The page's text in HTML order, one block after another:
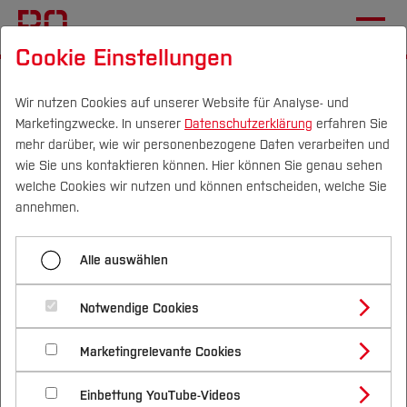
Campus Personen DE|EN Quicklinks
Studium
Studienangebote
Bachelorstudiengänge
Masterstudiengänge
Vor dem Studium
Bewerben & Einschreiben
Bewerbungsportal
Im Studium
Studienbüros und Prüfungen
Nach dem Studium
Forschung & Transfer
Profil
Forschungs- und Transferprofil
Schwerpunkte (FuT)
Beratung & Förderung
Nachhaltigkeit
Nachhaltigkeit studieren
International
Team
konkrete offene Themen und
Aufgabenstlelungen für Entwicklungsprojekte,
Projektarbeiten, Bachelorarbeiten Masterarbeiten -
Konstruktion und Antriebstechnik FBM Prof Lützig
Menü aufklappen
konkrete offene Themen und
Aufgabenstlelungen für Entwicklungsprojekte,
Projektarbeiten, Bachelorarbeiten
Masterarbeiten - Konstruktion und
Offene Entwicklungsprojekte,
Cookie Einstellungen
Wir nutzen Cookies auf unserer Website für Analyse- und
Marketingzwecke. In unserer Datenschutzerklärung erfahren Sie
mehr darüber, wie wir personenbezogene Daten verarbeiten und
wie Sie uns kontaktieren können. Hier können Sie genau sehen
welche Cookies wir nutzen und können entscheiden, welche Sie
annehmen.
Alle auswählen
Notwendige Cookies
Marketingrelevante Cookies
Einbettung YouTube-Videos